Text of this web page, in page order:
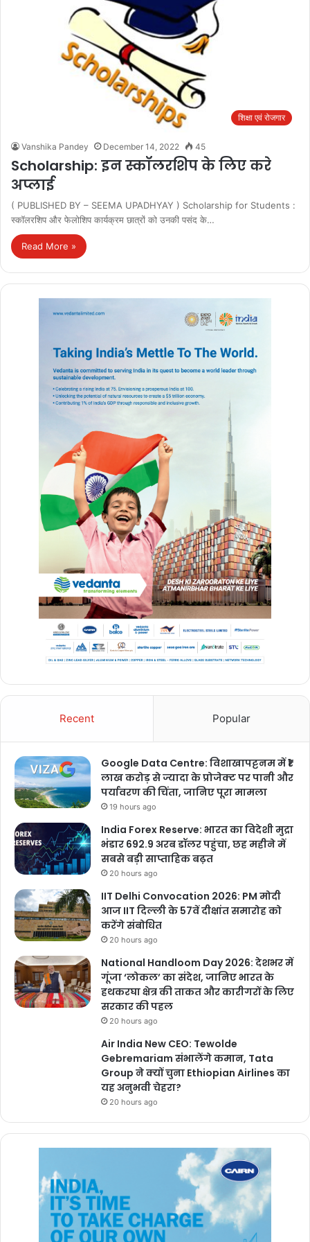
शिक्षा एवं रोजगार
Vanshika Pandey December 14, 2022 45
Scholarship: इन स्कॉलरशिप के लिए करे
अप्लाई
( PUBLISHED BY – SEEMA UPADHYAY ) Scholarship for Students :
स्कॉलरशिप और फेलोशिप कार्यक्रम छात्रों को उनकी पसंद के…
Read More »
Recent Popular
Google Data Centre: विशाखापट्टनम में ₹1
लाख करोड़ से ज्यादा के प्रोजेक्ट पर पानी और
पर्यावरण की चिंता, जानिए पूरा मामला
19 hours ago
India Forex Reserve: भारत का विदेशी मुद्रा
भंडार 692.9 अरब डॉलर पहुंचा, छह महीने में
सबसे बड़ी साप्ताहिक बढ़त
20 hours ago
IIT Delhi Convocation 2026: PM मोदी
आज IIT दिल्ली के 57वें दीक्षांत समारोह को
करेंगे संबोधित
20 hours ago
National Handloom Day 2026: देशभर में
गूंजा ‘लोकल’ का संदेश, जानिए भारत के
हथकरघा क्षेत्र की ताकत और कारीगरों के लिए
सरकार की पहल
20 hours ago
Air India New CEO: Tewolde
Gebremariam संभालेंगे कमान, Tata
Group ने क्यों चुना Ethiopian Airlines का
यह अनुभवी चेहरा?
20 hours ago